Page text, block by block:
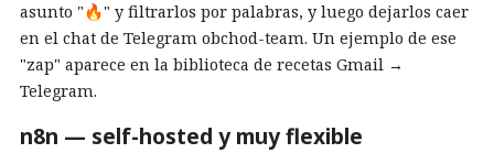
asunto "🔥" y filtrarlos por palabras, y luego dejarlos caer
en el chat de Telegram obchod-team. Un ejemplo de ese
"zap" aparece en la biblioteca de recetas Gmail →
Telegram.
n8n — self-hosted y muy flexible